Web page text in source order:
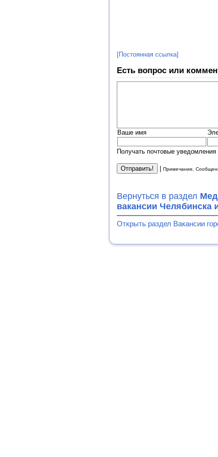
[Постоянная ссылка]
Есть вопрос или
Ваше имя
Получать почтовые
Примечание.
Вернуться в раздел
вакансии Челябинска
Открыть раздел Вакансии